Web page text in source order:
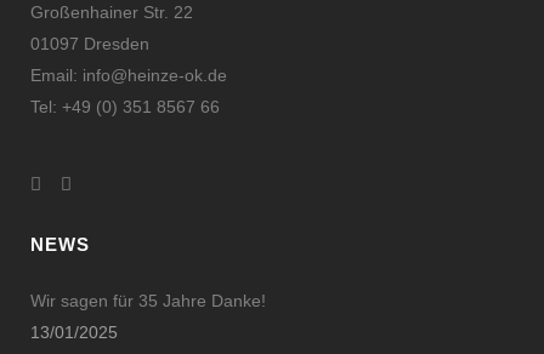
Großenhainer Str. 22
01097 Dresden
Email: info@heinze-ok.de
Tel: +49 (0) 351 8567 66
NEWS
Wir sagen für 35 Jahre Danke!
13/01/2025